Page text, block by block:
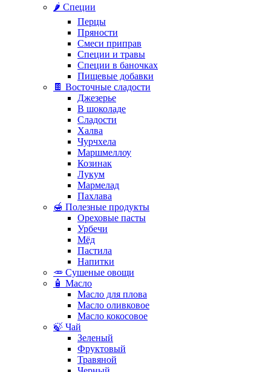
🌶️ Специи
Перцы
Пряности
Смеси приправ
Специи и травы
Специи в баночках
Пищевые добавки
🍫 Восточные сладости
Джезерье
В шоколаде
Сладости
Халва
Чурчхела
Маршмеллоу
Козинак
Лукум
Мармелад
Пахлава
🍯 Полезные продукты
Ореховые пасты
Урбечи
Мёд
Пастила
Напитки
🥕 Сушеные овощи
🧴 Масло
Масло для плова
Масло оливковое
Масло кокосовое
🍃 Чай
Зеленый
Фруктовый
Травяной